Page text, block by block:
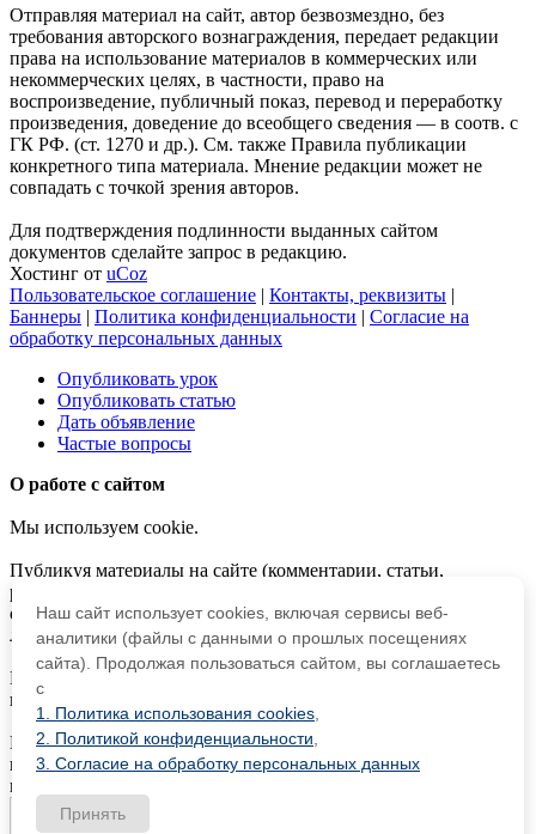
Отправляя материал на сайт, автор безвозмездно, без
требования авторского вознаграждения, передает редакции
права на использование материалов в коммерческих или
некоммерческих целях, в частности, право на
воспроизведение, публичный показ, перевод и переработку
произведения, доведение до всеобщего сведения — в соотв. с
ГК РФ. (ст. 1270 и др.). См. также Правила публикации
конкретного типа материала. Мнение редакции может не
совпадать с точкой зрения авторов.
Для подтверждения подлинности выданных сайтом
документов сделайте запрос в редакцию.
Хостинг от uCoz
Пользовательское соглашение | Контакты, реквизиты |
Баннеры | Политика конфиденциальности | Согласие на
обработку персональных данных
Опубликовать урок
Опубликовать статью
Дать объявление
Частые вопросы
О работе с сайтом
Мы используем cookie.
Публикуя материалы на сайте (комментарии, статьи,
разработки и др.), пользователи берут на себя всю
ответственность за содержание материалов и разрешение
любых спорных вопросов с третьми лицами.
При этом редакция сайта готова оказывать всяческую
поддержку как в публикации, так и других вопросах.
Если вы обнаружили, что на нашем сайте незаконно
используются материалы,сообщите администратору
материалы будут удалены.
Наш сайт использует cookies, включая сервисы веб-
аналитики (файлы с данными о прошлых посещениях
сайта). Продолжая пользоваться сайтом, вы соглашаетесь
с
1. Политика использования cookies
2. Политикой конфиденциальности
3. Согласие на обработку персональных данных
Принять